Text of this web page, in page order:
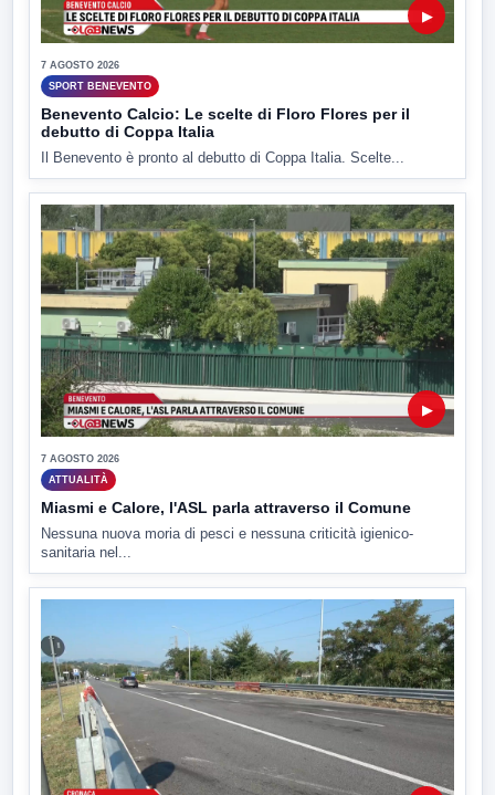
▶
7 AGOSTO 2026
SPORT BENEVENTO
Benevento Calcio: Le scelte di Floro Flores per il
debutto di Coppa Italia
Il Benevento è pronto al debutto di Coppa Italia. Scelte...
▶
7 AGOSTO 2026
ATTUALITÀ
Miasmi e Calore, l'ASL parla attraverso il Comune
Nessuna nuova moria di pesci e nessuna criticità igienico-
sanitaria nel...